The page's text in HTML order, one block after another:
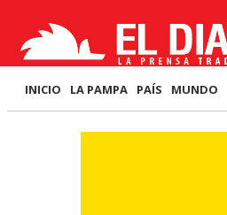
INICIO LA PAMPA PAÍS MUNDO